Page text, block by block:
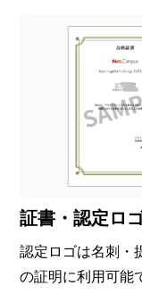
証書・認定ロ
認定ロゴは名刺・
の証明に利用可能